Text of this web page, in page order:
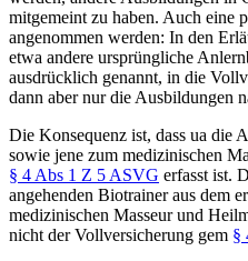
mitgemeint zu haben. Auch eine
angenommen werden: In den
etwa andere ursprüngliche
ausdrücklich genannt, in die
dann aber nur die Ausbildungen
Die Konsequenz ist, dass ua die
sowie jene zum medizinischen
§ 4 Abs 1 Z 5 ASVG erfasst ist.
angehenden Biotrainer aus dem
medizinischen Masseur und
nicht der Vollversicherung gem §